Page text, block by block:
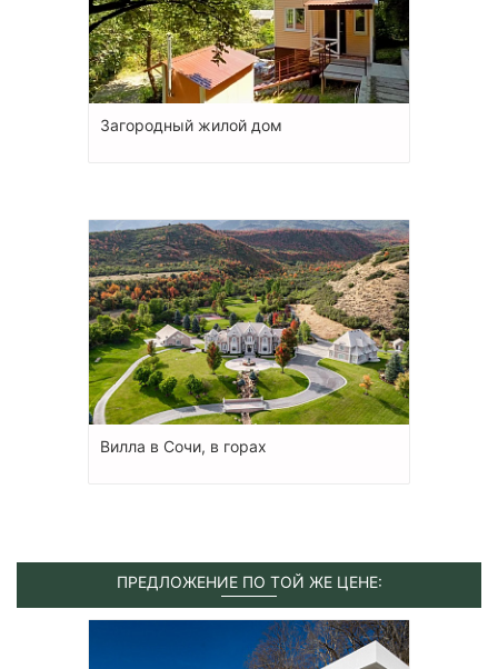
Загородный жилой дом
Вилла в Сочи, в горах
ПРЕДЛОЖЕНИЕ ПО ТОЙ ЖЕ ЦЕНЕ: